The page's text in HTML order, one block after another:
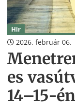
Hír
2026. február 06.
es
14–15-